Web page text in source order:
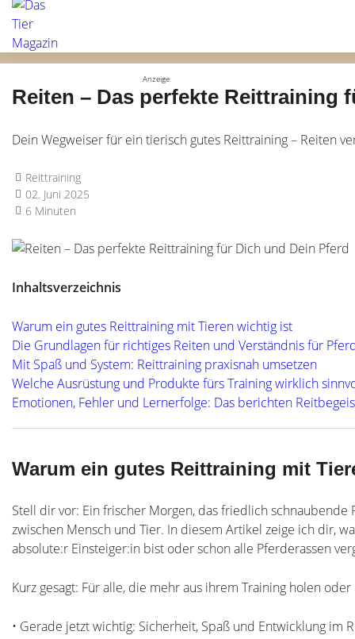
Reiten – Das perfekte Reittraining
Dein Wegweiser für ein tierisch gutes Reittraining – Reiten
Reittraining
02. Juni 2025
6 Minuten
Inhaltsverzeichnis
Warum ein gutes Reittraining mit Tieren wichtig ist
Die Grundlagen für richtiges Reiten und Verständnis für
Mit Spaß und System: Reittraining praxisnah umsetzen
Welche Ausrüstung und Produkte fürs Training wirklich
Emotionen, Fehler und Lernerfolge: Das berichten
Warum ein gutes Reittraining mit
Stell dir vor: Ein frischer Morgen, das friedlich
zwischen Mensch und Tier. In diesem Artikel zeige ich dir,
absolute:r Einsteiger:in bist oder schon alle Pferderassen
Kurz gesagt: Für alle, die mehr aus ihrem Training holen
• Gerade jetzt wichtig: Sicherheit, Spaß und Entwicklung im